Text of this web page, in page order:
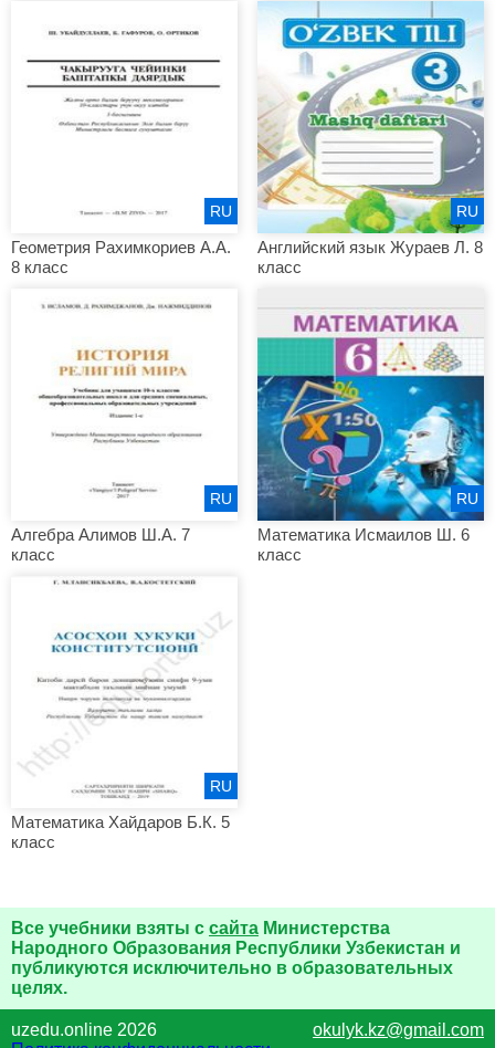
Геометрия Рахимкориев А.А.
8 класс
RU
Английский язык Жураев Л. 8
класс
RU
Алгебра Алимов Ш.А. 7
класс
RU
Математика Исмаилов Ш. 6
класс
RU
Математика Хайдаров Б.К. 5
класс
RU
Все учебники взяты с сайта Министерства
Народного Образования Республики Узбекистан и
публикуются исключительно в образовательных
целях.
uzedu.online 2026
okulyk.kz@gmail.com